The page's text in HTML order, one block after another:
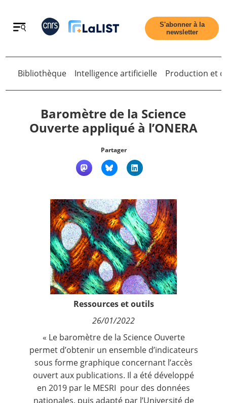
Retour
Qui sommes nous ?
Nous suivre
S'abonner à la
newsletter
Retour
Bibliothèque Intelligence artificielle Production et
Baromètre de la Science
Ouverte appliqué à l’ONERA
Partager
Ressources et outils
26/01/2022
« Le baromètre de la Science Ouverte
permet d’obtenir un ensemble d’indicateurs
sous forme graphique concernant l’accès
ouvert aux publications. Il a été développé
en 2019 par le MESRI pour des données
nationales, puis adapté par l’Université de